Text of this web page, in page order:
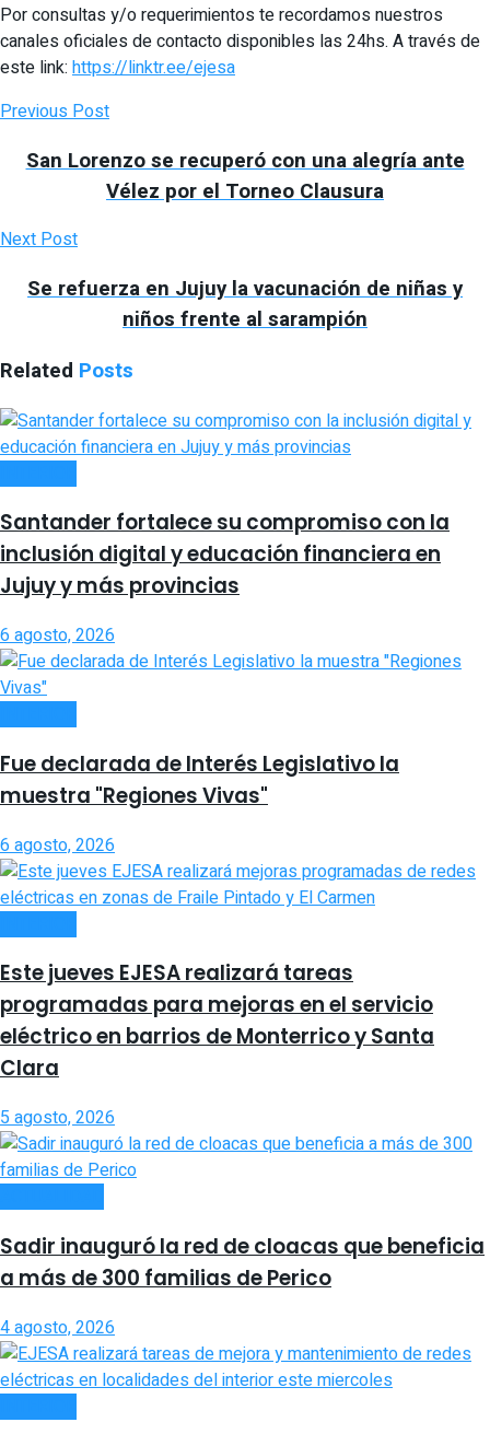
Por consultas y/o requerimientos te recordamos nuestros
canales oficiales de contacto disponibles las 24hs. A través de
este link: https://linktr.ee/ejesa
Previous Post
San Lorenzo se recuperó con una alegría ante
Vélez por el Torneo Clausura
Next Post
Se refuerza en Jujuy la vacunación de niñas y
niños frente al sarampión
Related Posts
Santander fortalece su compromiso con la
inclusión digital y educación financiera en
Jujuy y más provincias
6 agosto, 2026
Fue declarada de Interés Legislativo la
muestra "Regiones Vivas"
6 agosto, 2026
Este jueves EJESA realizará tareas
programadas para mejoras en el servicio
eléctrico en barrios de Monterrico y Santa
Clara
5 agosto, 2026
Sadir inauguró la red de cloacas que beneficia
a más de 300 familias de Perico
4 agosto, 2026